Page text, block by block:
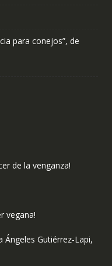
para conejos”, de
de la venganza!
vegana!
Ángeles Gutiérrez-Lapi,